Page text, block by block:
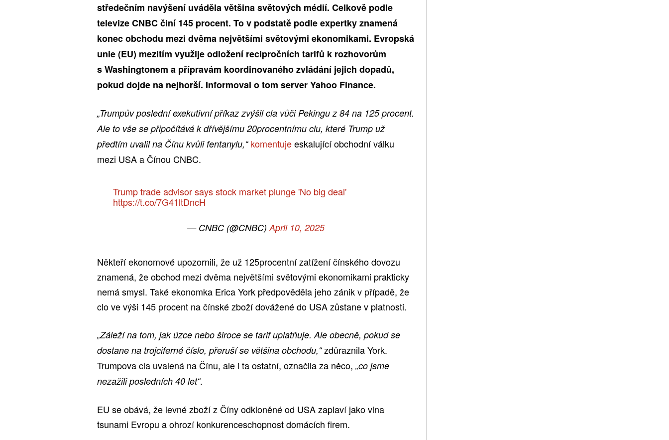
středečním navýšení uváděla většina světových médií. Celkově podle
televize CNBC činí 145 procent. To v podstatě podle expertky znamená
konec obchodu mezi dvěma největšími světovými ekonomikami. Evropská
unie (EU) mezitím využije odložení recipročních tarifů k rozhovorům
s Washingtonem a přípravám koordinovaného zvládání jejich dopadů,
pokud dojde na nejhorší. Informoval o tom server Yahoo Finance.
„Trumpův poslední exekutivní příkaz zvýšil cla vůči Pekingu z 84 na 125 procent.
Ale to vše se připočítává k dřívějšímu 20procentnímu clu, které Trump už
předtím uvalil na Čínu kvůli fentanylu,“ komentujeeskalující obchodní válku
mezi USA a Čínou CNBC.
Trump trade advisor says stock market plunge 'No big deal'
https://t.co/7G41ltDncH
— CNBC (@CNBC) April 10, 2025
Někteří ekonomové upozornili, že už 125procentní zatížení čínského dovozu
znamená, že obchod mezi dvěma největšími světovými ekonomikami prakticky
nemá smysl. Také ekonomka Erica York předpověděla jeho zánik v případě, že
clo ve výši 145 procent na čínské zboží dovážené do USA zůstane v platnosti.
„Záleží na tom, jak úzce nebo široce se tarif uplatňuje. Ale obecně, pokud se
dostane na trojciferné číslo, přeruší se většina obchodu,“zdůraznila York.
Trumpova cla uvalená na Čínu, ale i ta ostatní, označila za něco, „co jsme
nezažili posledních 40 let“.
EU se obává, že levné zboží z Číny odkloněné od USA zaplaví jako vlna
tsunami Evropu a ohrozí konkurenceschopnost domácích firem.